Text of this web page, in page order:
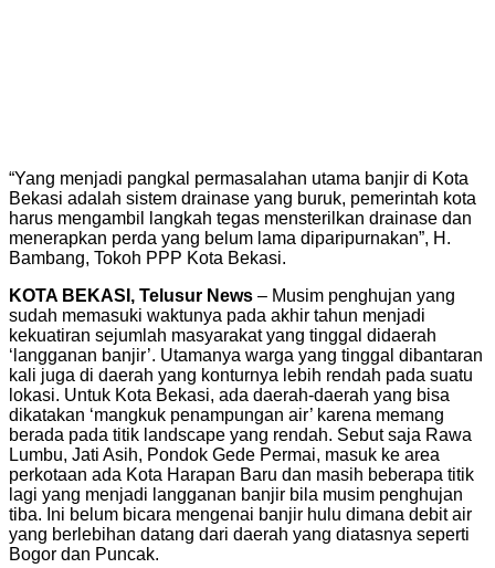
“Yang menjadi pangkal permasalahan utama banjir di Kota
Bekasi adalah sistem drainase yang buruk, pemerintah kota
harus mengambil langkah tegas mensterilkan drainase dan
menerapkan perda yang belum lama diparipurnakan”, H.
Bambang, Tokoh PPP Kota Bekasi.
KOTA BEKASI, Telusur News – Musim penghujan yang
sudah memasuki waktunya pada akhir tahun menjadi
kekuatiran sejumlah masyarakat yang tinggal didaerah
‘langganan banjir’. Utamanya warga yang tinggal dibantaran
kali juga di daerah yang konturnya lebih rendah pada suatu
lokasi. Untuk Kota Bekasi, ada daerah-daerah yang bisa
dikatakan ‘mangkuk penampungan air’ karena memang
berada pada titik landscape yang rendah. Sebut saja Rawa
Lumbu, Jati Asih, Pondok Gede Permai, masuk ke area
perkotaan ada Kota Harapan Baru dan masih beberapa titik
lagi yang menjadi langganan banjir bila musim penghujan
tiba. Ini belum bicara mengenai banjir hulu dimana debit air
yang berlebihan datang dari daerah yang diatasnya seperti
Bogor dan Puncak.